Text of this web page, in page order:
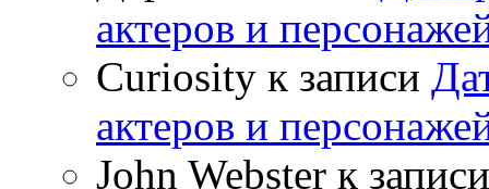
актеров и
Curiosity к записи
актеров и
John Webster к